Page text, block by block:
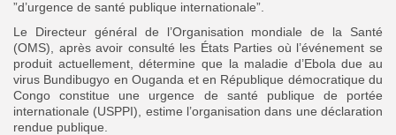
”d’urgence de santé publique internationale”.
Le Directeur général de l’Organisation mondiale de la Santé
(OMS), après avoir consulté les États Parties où l’événement se
produit actuellement, détermine que la maladie d’Ebola due au
virus Bundibugyo en Ouganda et en République démocratique du
Congo constitue une urgence de santé publique de portée
internationale (USPPI), estime l’organisation dans une déclaration
rendue publique.